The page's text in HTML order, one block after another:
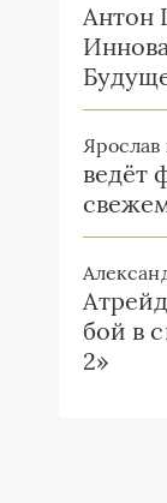
Антон
Ярослав
ведёт
бой в
2»